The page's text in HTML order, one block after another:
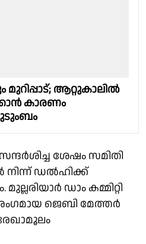
ആറ്റുകാലിൽ
കാരണം
ശേഷം സമിതി
നിന്ന് ഡൽഹിക്ക്
ഡാം കമ്മിറ്റി
ജെബി മേത്തർ